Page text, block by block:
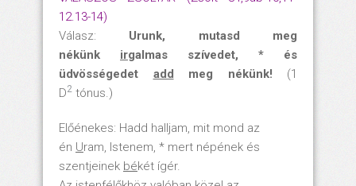
12.13-14)
Válasz: Urunk, mutasd meg
nékünk irgalmas szívedet, * és
üdvösségedet add meg nékünk! (1
D2 tónus.)
Előénekes: Hadd halljam, mit mond az
én Uram, Istenem, * mert népének és
szentjeinek békét ígér.